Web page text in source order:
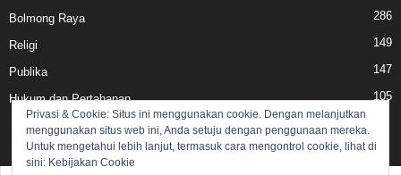
Bolmong Raya 286
Religi 149
Publika 147
Hukum dan Pertahanan 105
Privasi & Cookie: Situs ini menggunakan cookie. Dengan melanjutkan
menggunakan situs web ini, Anda setuju dengan penggunaan mereka.
Untuk mengetahui lebih lanjut, termasuk cara mengontrol cookie, lihat di
sini: Kebijakan Cookie